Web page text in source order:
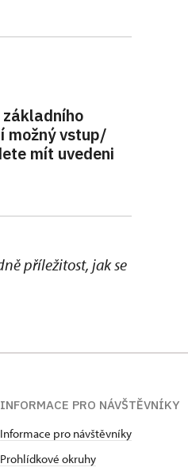
možný vstup/
mít uvedeni
příležitost, jak se
INFORMACE PRO NÁVŠTĚVNÍKY
Informace pro návštěvníky
Prohlídkové okruhy